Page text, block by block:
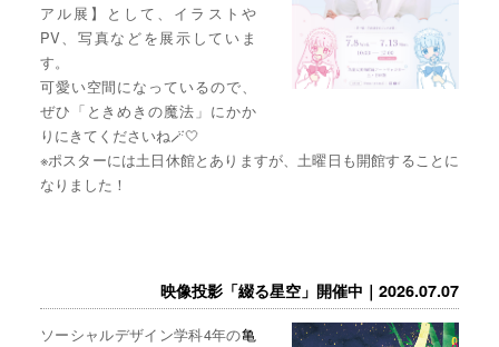
アル展】として、イラストや
PV、写真などを展示していま
す。
可愛い空間になっているので、
ぜひ「ときめきの魔法」にかか
りにきてくださいね🪄🤍
※ポスターには土日休館とありますが、土曜日も開館することに
なりました！
映像投影「綴る星空」開催中｜2026.07.07
ソーシャルデザイン学科4年の亀